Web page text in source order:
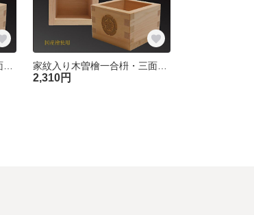
家紋入り木曽檜一合枡・四面彫り[オーダーメイド] 家紋入り木曽檜一合枡・三面彫り[オーダーメイド]
2,310円